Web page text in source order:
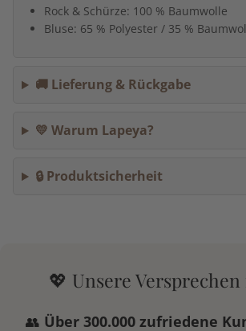
Rock & Schürze: 100 % Baumwolle
Bluse: 65 % Polyester / 35 %
🚚 Lieferung & Rückgabe
💛 Warum Lapeya?
🔒 Produktsicherheit
💖 Unsere
👥 Über 300.000 zufriedene